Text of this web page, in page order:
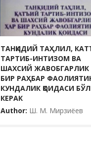
ТАНҚИДИЙ ТАҲЛИЛ,
ТАРТИБ-ИНТИЗОМ ВА
ШАХСИЙ ЖАВОБГАРЛИК
БИР РАҲБАР
КУНДАЛИК ҚОИДАСИ
КЕРАК
Author: Ш. М. Мирзиёев
Yili:2017
Ko‘rishlar:24
мўлжалланган
устувор
Yili:2020
Ko‘rishlar:22
ривожлантириш
вазифаларни
юритилган.
BATAFSIL...